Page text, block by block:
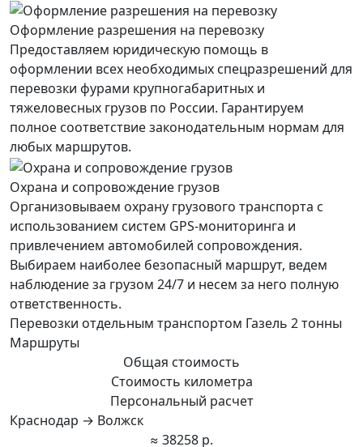
Оформление разрешения на перевозку
Предоставляем юридическую помощь в
оформлении всех необходимых спецразрешений для
перевозки фурами крупногабаритных и
тяжеловесных грузов по России. Гарантируем
полное соответствие законодательным нормам для
любых маршрутов.
Охрана и сопровождение грузов
Организовываем охрану грузового транспорта с
использованием систем GPS-мониторинга и
привлечением автомобилей сопровождения.
Выбираем наиболее безопасный маршрут, ведем
наблюдение за грузом 24/7 и несем за него полную
ответственность.
Перевозки отдельным транспортом Газель 2 тонны
Маршруты
Общая стоимость
Стоимость километра
Персональный расчет
Краснодар → Волжск
≈ 38258 р.